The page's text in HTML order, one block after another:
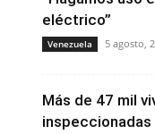
eléctrico”
Venezuela 5 agosto,
Más de 47 mil